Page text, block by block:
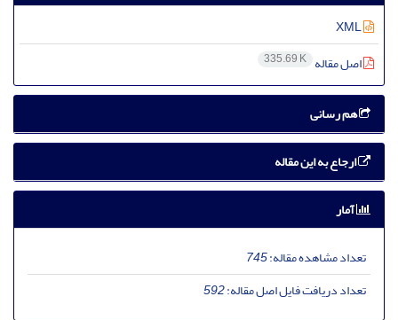
اصل مقاله 335.69 K
هم رسانی
ارجاع به این مقاله
آمار
تعداد مشاهده مقاله:745
تعداد دریافت فایل اصل مقاله:592